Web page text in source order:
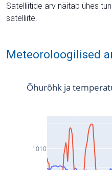
Satelliitide arv näitab ühes
satelliite.
Meteoroloogilised
1010
Õhurõhk ja